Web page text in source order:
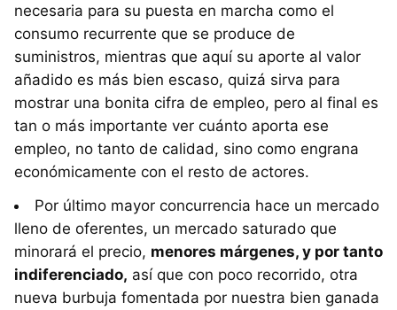
necesaria para su puesta en marcha como el
consumo recurrente que se produce de
suministros, mientras que aquí su aporte al valor
añadido es más bien escaso, quizá sirva para
mostrar una bonita cifra de empleo, pero al final es
tan o más importante ver cuánto aporta ese
empleo, no tanto de calidad, sino como engrana
económicamente con el resto de actores.
Por último mayor concurrencia hace un mercado
lleno de oferentes, un mercado saturado que
minorará el precio, menores márgenes, y por tanto
indiferenciado, así que con poco recorrido, otra
nueva burbuja fomentada por nuestra bien ganada